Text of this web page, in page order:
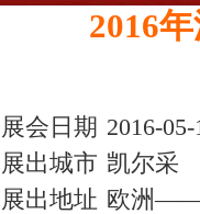
2016
展会日期 2016-
展出城市 凯尔采
展出地址 欧洲